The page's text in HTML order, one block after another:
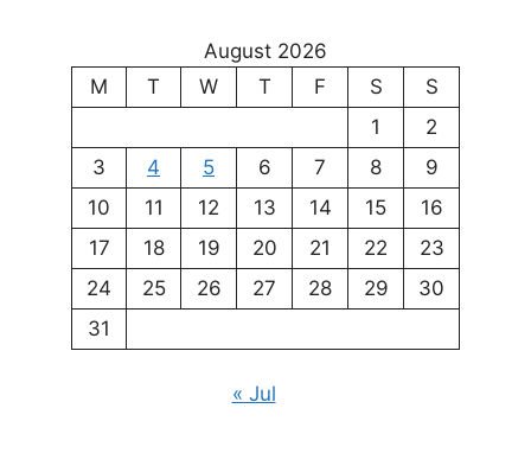
August 2026
M
T W T F S
S
1
2
3
4 5 6 7 8
9
10
11 12 13 14 15
16
17
18 19 20 21 22
23
24
25 26 27 28 29
30
31
« Jul